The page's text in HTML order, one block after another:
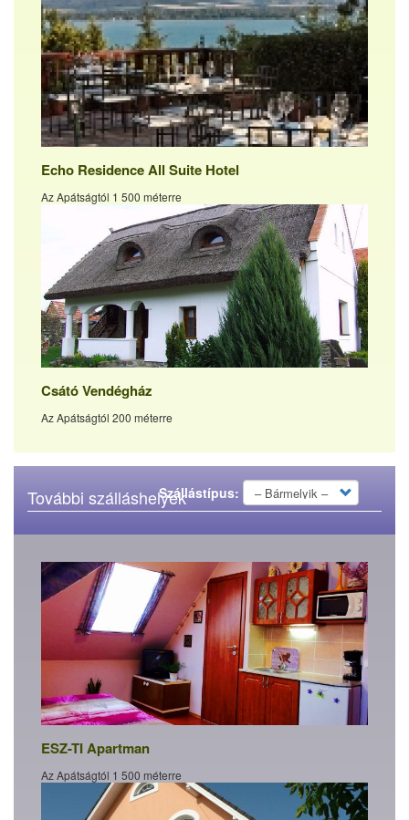
Echo Residence All Suite Hotel
Az Apátságtól 1 500 méterre
Csátó Vendégház
Az Apátságtól 200 méterre
További szálláshelyekSzállástípus:
ESZ-TI Apartman
Az Apátságtól 1 500 méterre